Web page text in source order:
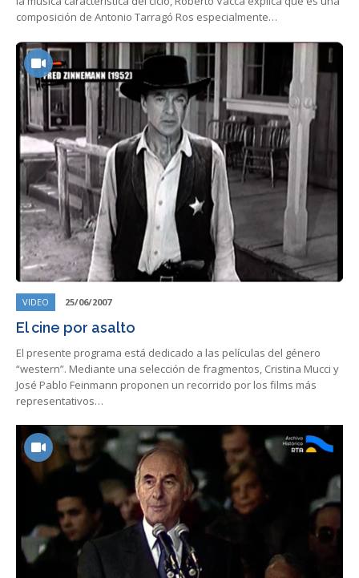
composición de Antonio Tarragó Ros especialmente…
VIDEO 25/06/2007
El cine por asalto
El presente programa está dedicado a las películas del género
“western”. Mediante una selección de fragmentos, Cristina Mucci y
José Pablo Feinmann proponen un recorrido por los films más
representativos…